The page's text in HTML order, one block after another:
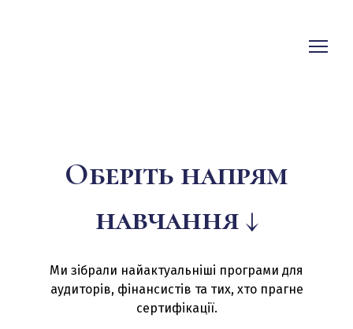
Підпишіться на розсилку, щоб не пропустити знижки
та акційні пропозиції
Електронна пошта*
Підписатися на розсилку
Оберіть напрям
навчання ↓
Ми зібрали найактуальніші програми для
аудиторів, фінансистів та тих, хто прагне
сертифікації.